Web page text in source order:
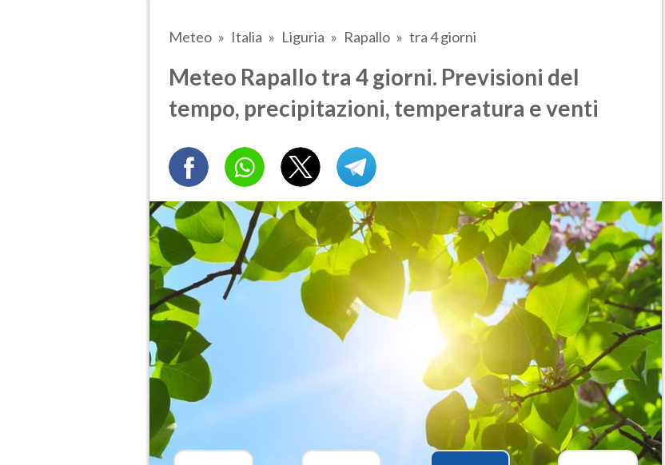
Meteo Italia Liguria Rapallo tra 4 giorni
Meteo Rapallo tra 4 giorni. Previsioni del
tempo, precipitazioni, temperatura e venti